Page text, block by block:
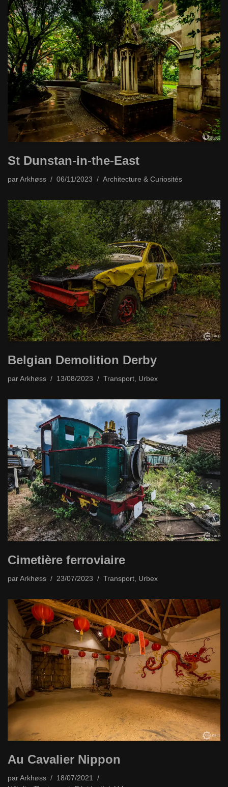
St Dunstan-in-the-East
par Arkhøss 06/11/2023 Architecture & Curiosités
Belgian Demolition Derby
par Arkhøss 13/08/2023 Transport, Urbex
Cimetière ferroviaire
par Arkhøss 23/07/2023 Transport Urbex
Au Cavalier Nippon
par Arkhøss
18/07/2021